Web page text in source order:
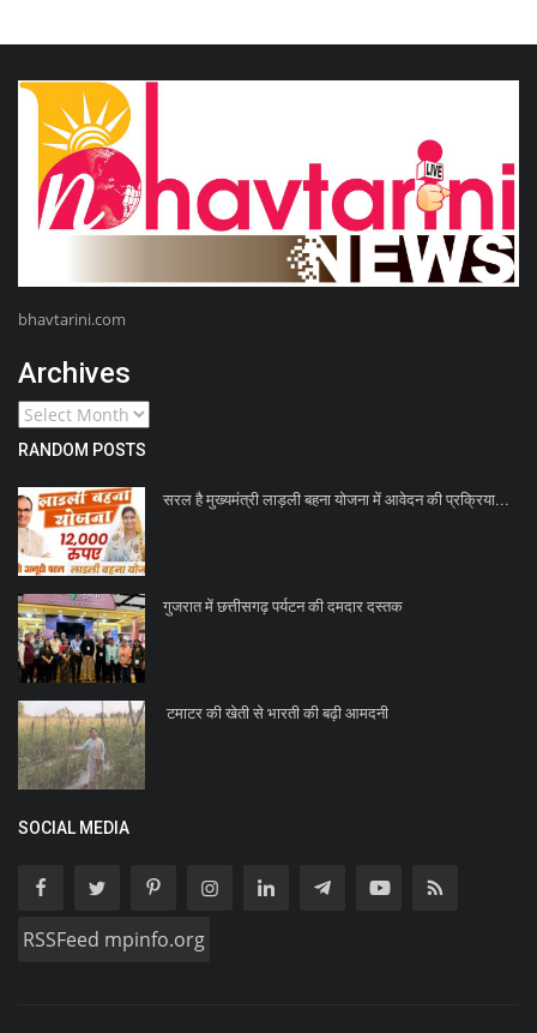
bhavtarini.com
Archives
RANDOM POSTS
सरल है मुख्यमंत्री लाड़ली बहना योजना में आवेदन की प्रक्रिया...
गुजरात में छत्तीसगढ़ पर्यटन की दमदार दस्तक
टमाटर की खेती से भारती की बढ़ी आमदनी
SOCIAL MEDIA
RSSFeed mpinfo.org